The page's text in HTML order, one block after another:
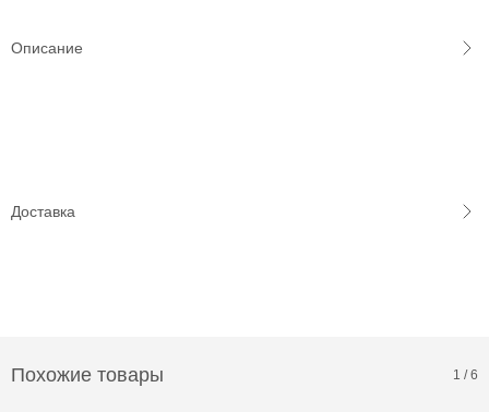
Описание
Доставка
Похожие товары 1 /6